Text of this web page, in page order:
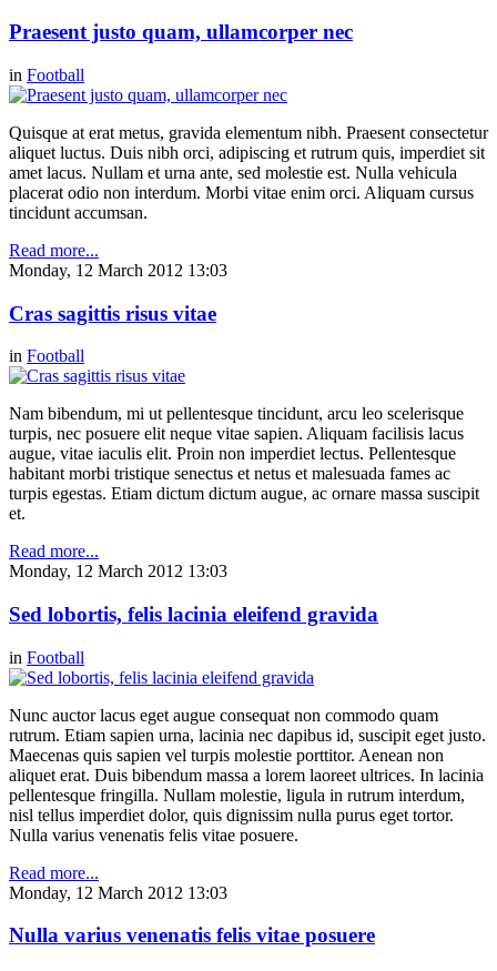
Praesent justo quam, ullamcorper nec
in Football
Quisque at erat metus, gravida elementum nibh. Praesent consectetur
aliquet luctus. Duis nibh orci, adipiscing et rutrum quis, imperdiet sit
amet lacus. Nullam et urna ante, sed molestie est. Nulla vehicula
placerat odio non interdum. Morbi vitae enim orci. Aliquam cursus
tincidunt accumsan.
Read more...
Monday, 12 March 2012 13:03
Cras sagittis risus vitae
in Football
Nam bibendum, mi ut pellentesque tincidunt, arcu leo scelerisque
turpis, nec posuere elit neque vitae sapien. Aliquam facilisis lacus
augue, vitae iaculis elit. Proin non imperdiet lectus. Pellentesque
habitant morbi tristique senectus et netus et malesuada fames ac
turpis egestas. Etiam dictum dictum augue, ac ornare massa suscipit
et.
Read more...
Monday, 12 March 2012 13:03
Sed lobortis, felis lacinia eleifend gravida
in Football
Nunc auctor lacus eget augue consequat non commodo quam
rutrum. Etiam sapien urna, lacinia nec dapibus id, suscipit eget justo.
Maecenas quis sapien vel turpis molestie porttitor. Aenean non
aliquet erat. Duis bibendum massa a lorem laoreet ultrices. In lacinia
pellentesque fringilla. Nullam molestie, ligula in rutrum interdum,
nisl tellus imperdiet dolor, quis dignissim nulla purus eget tortor.
Nulla varius venenatis felis vitae posuere.
Read more...
Monday, 12 March 2012 13:03
Nulla varius venenatis felis vitae posuere